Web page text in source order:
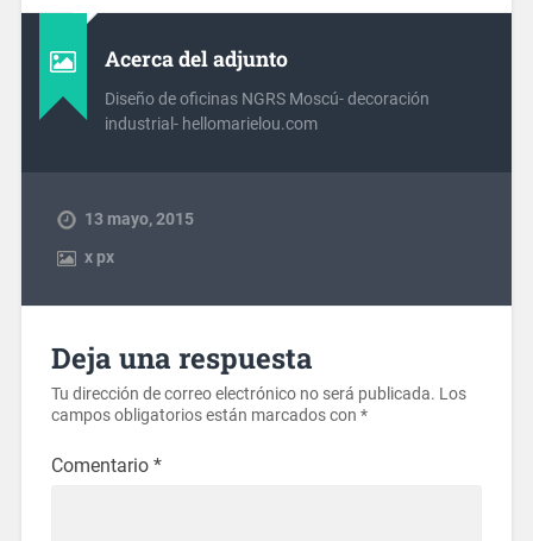
Acerca del adjunto
Diseño de oficinas NGRS Moscú- decoración
industrial- hellomarielou.com
13 mayo, 2015
xpx
Deja una respuesta
Tu dirección de correo electrónico no será publicada. Los
campos obligatorios están marcados con *
Comentario *